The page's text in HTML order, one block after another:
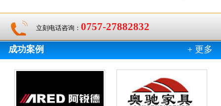
立刻电话咨询： 0757-27882832
+ 更多
成功案例